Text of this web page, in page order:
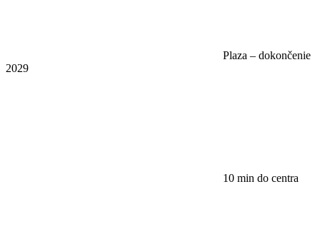
Plaza – dokončenie
2029
10 min do centra